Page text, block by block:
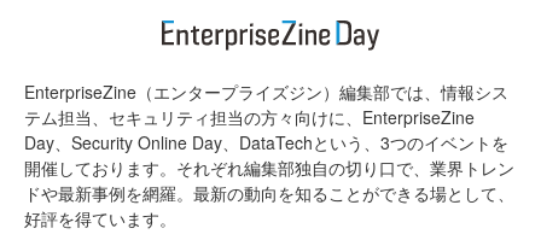
EnterpriseZine（エンタープライズジン）編集部では、情報シス
テム担当、セキュリティ担当の方々向けに、EnterpriseZine
Day、Security Online Day、DataTechという、3つのイベントを
開催しております。それぞれ編集部独自の切り口で、業界トレン
ドや最新事例を網羅。最新の動向を知ることができる場として、
好評を得ています。